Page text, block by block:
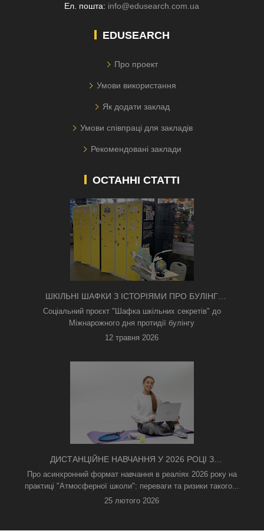
Ел. пошта: info@edusearch.com.ua
EDUSEARCH
Про проект
Умови використання
Як додати заклад
Умови співпраці для закладів
Рекомендовані заклади
ОСТАННІ СТАТТІ
ШКІЛЬНІ ШАФКИ З ІСТОРІЯМИ ПРО БУЛІНГ
З'ЯВИЛИСЯ В КИЄВІ
Соціальний проєкт "Шафка шкільних секретів" до
Міжнарожного дня протидії булінгу
12 травня 2026
ДИСТАНЦІЙНЕ НАВЧАННЯ У 2026 РОЦІ З
ТРИВОГАМИ ТА БЕЗ СВІТЛА: ЯК АСИНХРОННИЙ
ФОРМАТ РЯТУЄ ОСВІТНІЙ ПРОЦЕС
Про асинхронний формат навчання в реаліях 2026 року на
практиці "Атмосферної школи": переваги та ризики такого...
25 лютого 2026